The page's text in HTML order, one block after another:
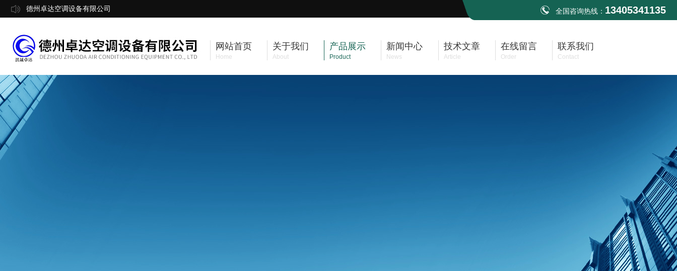
德州卓达空调设备有限公司 全国咨询热线： 13405341135
网站首页
Home
关于我们
About
产品展示
Product
新闻中心
News
技术文章
Article
在线留言
Order
联系我们
Contact